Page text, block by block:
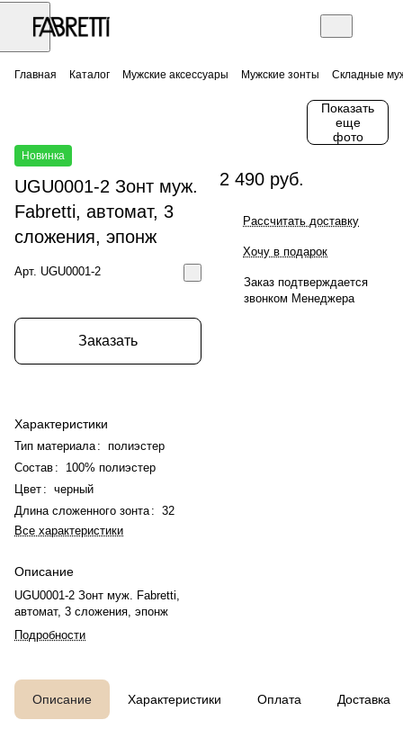
Главная Каталог Мужские аксессуары Мужские зонты Складные
Показать
еще
фото
Новинка
UGU0001-2 Зонт муж.
Fabretti, автомат, 3
сложения, эпонж
Арт. UGU0001-2
Заказать
Характеристики
Тип материала : полиэстер
Состав :
100% полиэстер
Цвет : черный
Длина сложенного зонта : 32
Все характеристики
Описание
UGU0001-2 Зонт муж. Fabretti,
автомат, 3 сложения, эпонж
Подробности
2 490 руб.
Рассчитать доставку
Хочу в подарок
Заказ подтверждается
звонком Менеджера
Описание Характеристики Оплата Доставка